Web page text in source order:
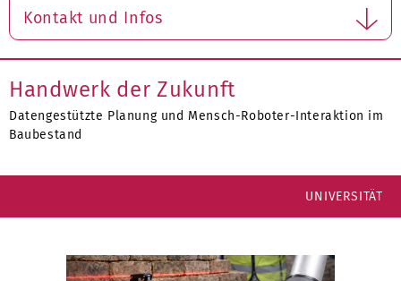
Kontakt und Infos
Handwerk der Zukunft
Datengestützte Planung und Mensch-Roboter-Interaktion im
Baubestand
UNIVERSITÄT